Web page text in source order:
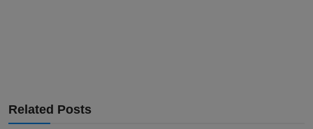
Related Posts